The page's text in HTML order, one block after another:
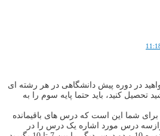
در دوره پیش دانشگاهی در هر رشته ای
تحصیل کنید، باید حتما پایه سوم را به
برای شما این است که درس های باقیمانده
درس مورد اشاره یک درس را در